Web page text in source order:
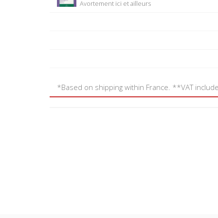
Avortement ici et ailleurs
*Based on shipping within France. **VAT